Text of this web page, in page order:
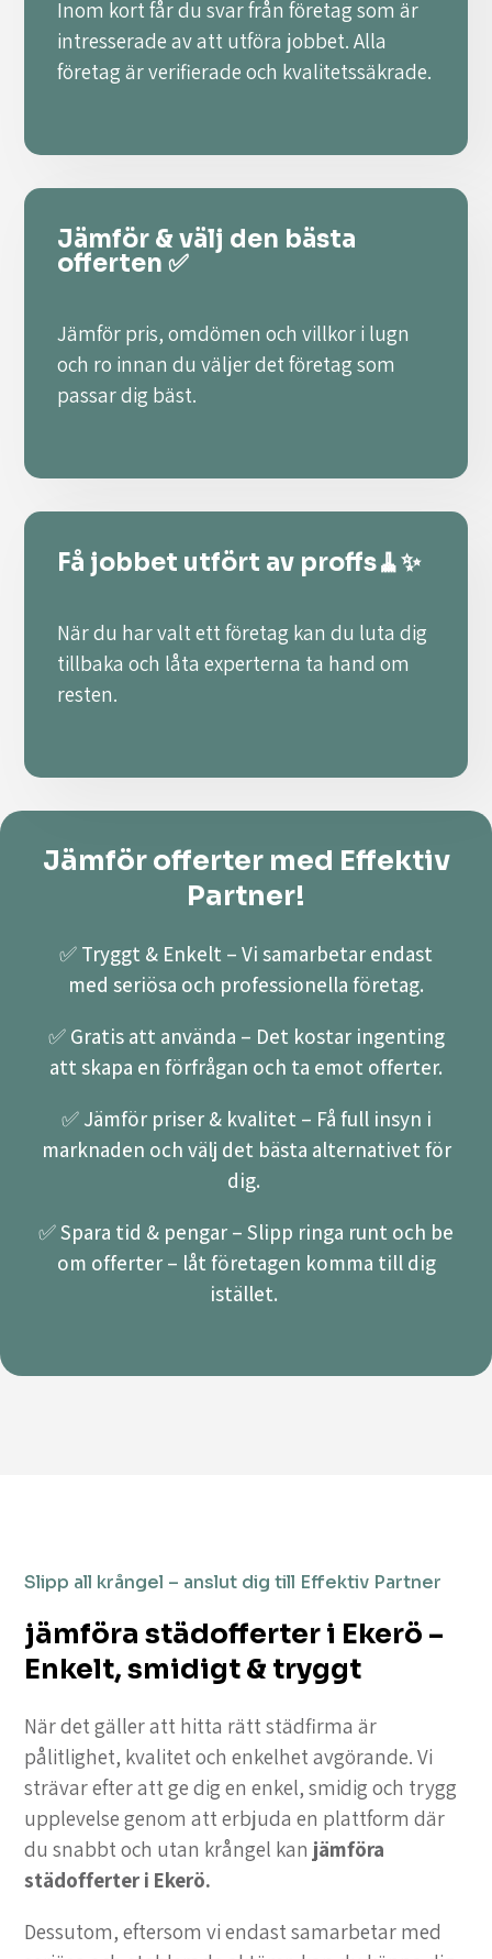
Inom kort får du svar från företag som är
intresserade av att utföra jobbet. Alla
företag är verifierade och kvalitetssäkrade.
Jämför & välj den bästa
offerten ✅
Jämför pris, omdömen och villkor i lugn
och ro innan du väljer det företag som
passar dig bäst.
Få jobbet utfört av proffs🧹✨
När du har valt ett företag kan du luta dig
tillbaka och låta experterna ta hand om
resten.
Jämför offerter med Effektiv
Partner!
✅ Tryggt & Enkelt – Vi samarbetar endast
med seriösa och professionella företag.
✅ Gratis att använda – Det kostar ingenting
att skapa en förfrågan och ta emot offerter.
✅ Jämför priser & kvalitet – Få full insyn i
marknaden och välj det bästa alternativet för
dig.
✅ Spara tid & pengar – Slipp ringa runt och be
om offerter – låt företagen komma till dig
istället.
Slipp all krångel – anslut dig till Effektiv Partner
jämföra städofferter i Ekerö –
Enkelt, smidigt & tryggt
När det gäller att hitta rätt städfirma är
pålitlighet, kvalitet och enkelhet avgörande. Vi
strävar efter att ge dig en enkel, smidig och trygg
upplevelse genom att erbjuda en plattform där
du snabbt och utan krångel kan jämföra
städofferter i Ekerö.
Dessutom, eftersom vi endast samarbetar med